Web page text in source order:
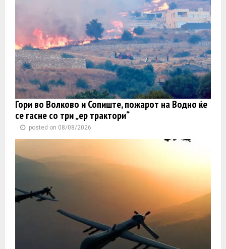
Гори во Волково и Сопиште, пожарот на Водно ќе
се гасне со три „ер трактори“
posted on 08/08/2026